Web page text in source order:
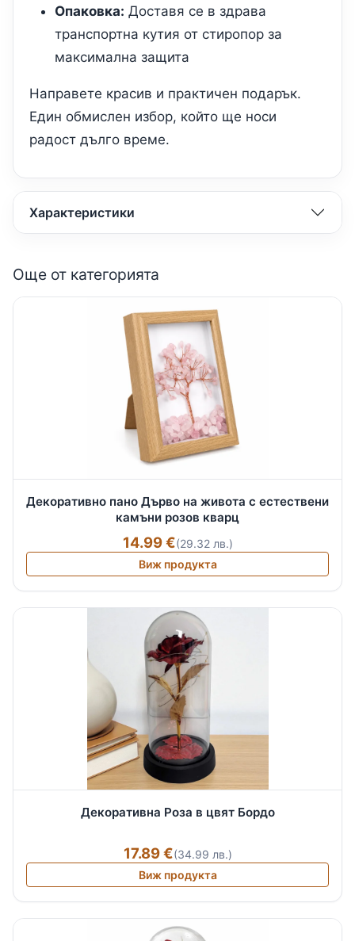
Опаковка: Доставя се в здрава
транспортна кутия от стиропор за
максимална защита
Направете красив и практичен подарък.
Един обмислен избор, който ще носи
радост дълго време.
Характеристики
Още от категорията
Декоративно пано Дърво на живота с естествени
камъни розов кварц
14.99 €(29.32 лв.)
Виж продукта
Декоративна Роза в цвят Бордо
17.89 €(34.99 лв.)
Виж продукта